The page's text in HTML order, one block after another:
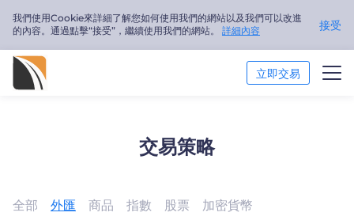
我們使用Cookie來詳細了解您如何使用我們的網站以及我們可以改進
的內容。通過點擊“接受”，繼續使用我們的網站。 詳細內容 接受
立即交易
關於我們
交易策略
全部 外匯 商品 指數 股票 加密貨幣